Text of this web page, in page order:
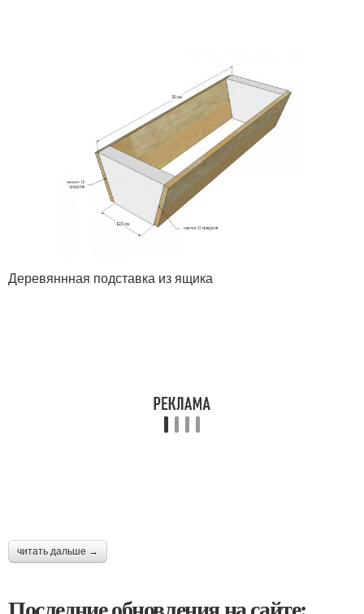
Деревяннная подставка из ящика
читать дальше →